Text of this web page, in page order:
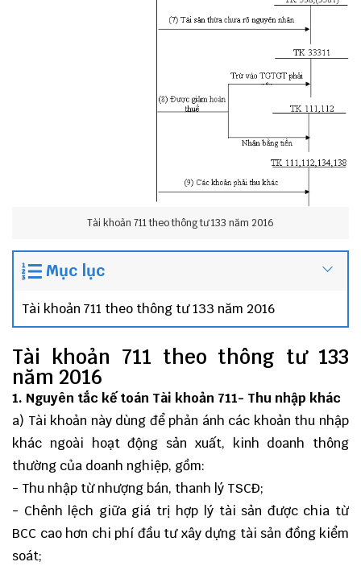
Tài khoản 711 theo thông tư 133 năm 2016
Mục lục
Tài khoản 711 theo thông tư 133 năm 2016
Tài khoản 711 theo thông tư 133
năm 2016
1. Nguyên tắc kế toán Tài khoản 711- Thu nhập khác
a) Tài khoản này dùng để phản ánh các khoản thu nhập
khác ngoài hoạt động sản xuất, kinh doanh thông
thường của doanh nghiệp, gồm:
- Thu nhập từ nhượng bán, thanh lý TSCĐ;
- Chênh lệch giữa giá trị hợp lý tài sản được chia từ
BCC cao hơn chi phí đầu tư xây dựng tài sản đồng kiểm
soát;